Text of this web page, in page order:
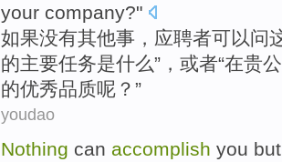
your company?"
如果没有其他事 ， 应聘者可以问
的主要任务是什么”， 或者“在贵
的优秀品质呢？”
youdao
Nothing can accomplish you